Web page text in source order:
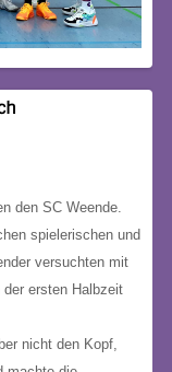
den SC Weende.
spielerischen und
versuchten mit
ersten Halbzeit
nicht den Kopf,